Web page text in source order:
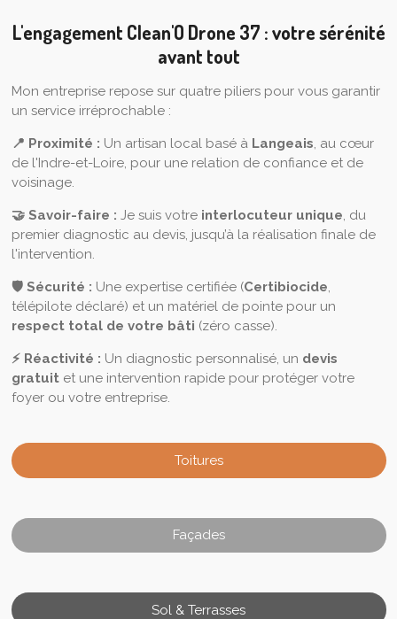
L'engagement Clean'O Drone 37 : votre sérénité
avant tout
Mon entreprise repose sur quatre piliers pour vous garantir
un service irréprochable :
📍 Proximité : Un artisan local basé à Langeais, au cœur
de l'Indre-et-Loire, pour une relation de confiance et de
voisinage.
🤝 Savoir-faire : Je suis votre interlocuteur unique, du
premier diagnostic au devis, jusqu’à la réalisation finale de
l'intervention.
🛡️ Sécurité : Une expertise certifiée (Certibiocide,
télépilote déclaré) et un matériel de pointe pour un
respect total de votre bâti (zéro casse).
⚡ Réactivité : Un diagnostic personnalisé, un devis
gratuitet une intervention rapide pour protéger votre
foyer ou votre entreprise.
Toitures
Façades
Sol & Terrasses